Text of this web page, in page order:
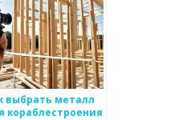
выбрать металл
кораблестроения